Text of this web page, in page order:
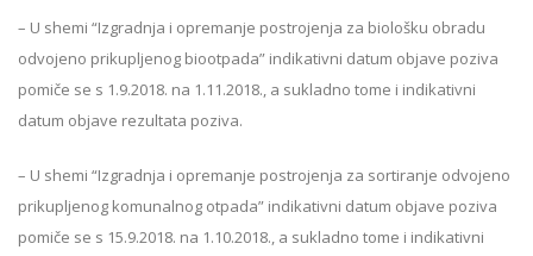
– U shemi “Izgradnja i opremanje postrojenja za biološku obradu
odvojeno prikupljenog biootpada” indikativni datum objave poziva
pomiče se s 1.9.2018. na 1.11.2018., a sukladno tome i indikativni
datum objave rezultata poziva.
– U shemi “Izgradnja i opremanje postrojenja za sortiranje odvojeno
prikupljenog komunalnog otpada” indikativni datum objave poziva
pomiče se s 15.9.2018. na 1.10.2018., a sukladno tome i indikativni